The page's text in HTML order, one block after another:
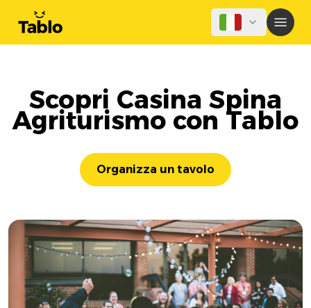
Scopri Casina Spina
Agriturismo con Tablo
Organizza un tavolo